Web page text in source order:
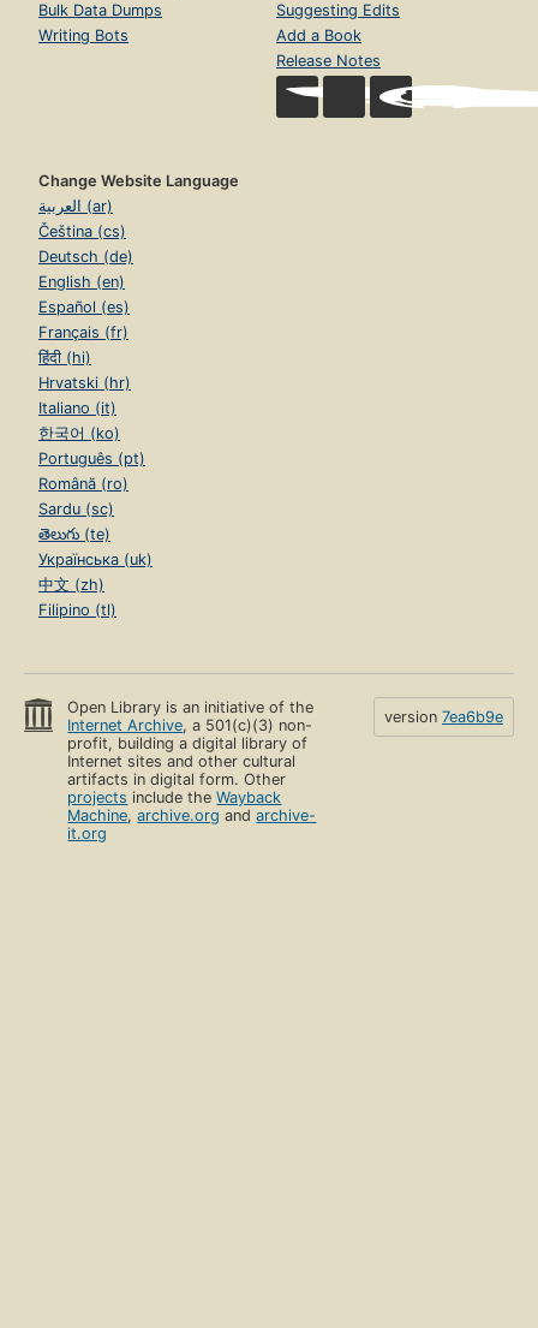
Bulk Data Dumps
Writing Bots
Suggesting Edits
Add a Book
Release Notes
Change Website Language
العربية (ar)
Čeština (cs)
Deutsch (de)
English (en)
Español (es)
Français (fr)
हिंदी (hi)
Hrvatski (hr)
Italiano (it)
한국어 (ko)
Português (pt)
Română (ro)
Sardu (sc)
తెలుగు (te)
Українська (uk)
中文 (zh)
Filipino (tl)
Open Library is an initiative of the
Internet Archive, a 501(c)(3) non-
profit, building a digital library of
Internet sites and other cultural
artifacts in digital form. Other
projects include theWayback
Machine,archive.org andarchive-
it.org
version 7ea6b9e